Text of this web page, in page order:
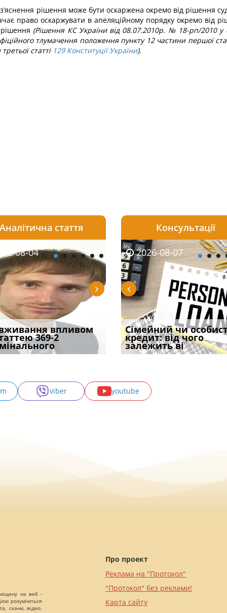
рішення може бути оскаржена окремо від рішення
право оскаржувати в апеляційному порядку окремо від
(Рішення КС України від 08.07.2010р. № 18-рп/2010
тлумачення положення пункту 12 частини першої
статті129 Конституції України).
06
встановив для
шкоди
2026-08-06
Документи, на яких не
проставляється
апостиль: пер
Аналітична стаття
08-04
впливом
369-2
2026-08-04
Переоформлення
відстрочки за іншою
підставою: нов
Консультації
2026-08-05
потрібна ФОП
у 2026 році:
засто
2026-08-07
Сімейний чи
кредит: від чого
залежить ві
2026-07-30
Восьмий ААС
підтвердив, що
може скас
viber youtube
на веб -
розуміються
скани, відео,
Про проект
Реклама на "Протокол"
"Протокол" без реклами!
Карта сайту